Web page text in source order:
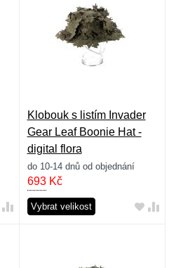
Klobouk s listím Invader
Gear Leaf Boonie Hat -
digital flora
do 10-14 dnů od objednání
693Kč
Vybrat velikost